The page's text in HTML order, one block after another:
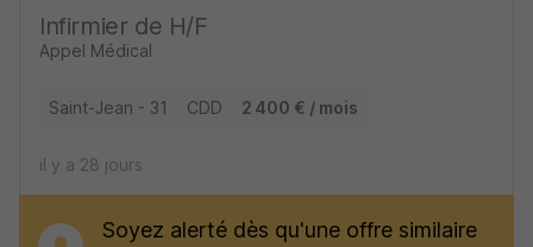
Infirmier de H/F
Appel Médical
Saint-Jean - 31 CDD 2 400 € / mois
il y a 28 jours
Soyez alerté dès qu'une offre similaire